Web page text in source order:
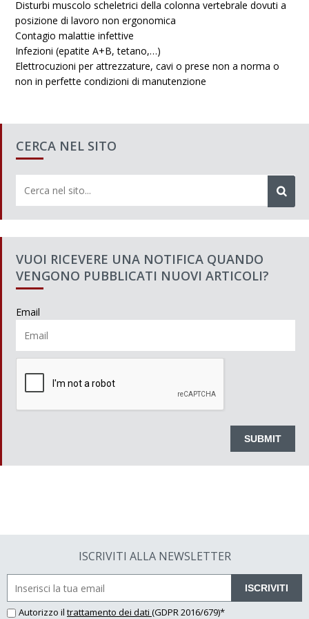
Disturbi muscolo scheletrici della colonna vertebrale dovuti a
posizione di lavoro non ergonomica
Contagio malattie infettive
Infezioni (epatite A+B, tetano,…)
Elettrocuzioni per attrezzature, cavi o prese non a norma o
non in perfette condizioni di manutenzione
CERCA NEL SITO
VUOI RICEVERE UNA NOTIFICA QUANDO
VENGONO PUBBLICATI NUOVI ARTICOLI?
Email
ISCRIVITI ALLA NEWSLETTER
ISCRIVITI
Autorizzo il trattamento dei dati (GDPR 2016/679)*